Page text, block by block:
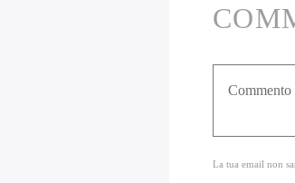
La tua email non